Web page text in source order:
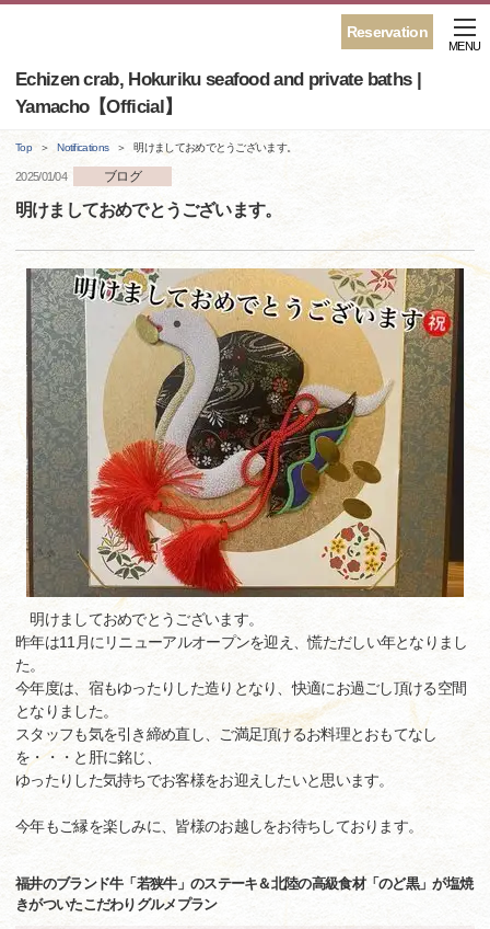
Reservation
Echizen crab, Hokuriku seafood and private baths |
Yamacho【Official】
MENU
Top Notifications 明けましておめでとうございます。
2025/01/04 ブログ
明けましておめでとうございます。
明けましておめでとうございます。
昨年は11月にリニューアルオープンを迎え、慌ただしい年となりまし
た。
今年度は、宿もゆったりした造りとなり、快適にお過ごし頂ける空間
となりました。
スタッフも気を引き締め直し、ご満足頂けるお料理とおもてなし
を・・・と肝に銘じ、
ゆったりした気持ちでお客様をお迎えしたいと思います。
今年もご縁を楽しみに、皆様のお越しをお待ちしております。
福井のブランド牛「若狭牛」のステーキ＆北陸の高級食材「のど黒」が塩焼
きがついたこだわりグルメプラン